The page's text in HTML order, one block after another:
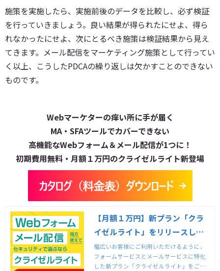
施策を実施したら、実施前後のデータを比較し、必ず検証
を行っていきましょう。良い結果が得られたにせよ、得ら
れなかったにせよ、次にとるべき施策は検証結果から見え
てきます。メール配信をマーケティング施策として行ってい
く以上、こうしたPDCAの繰り返しは欠かすことのできない
ものです。
Webマーケターの痒い所に手が届く
MA・SFAツールでカバーできない
高機能なWebフォーム＆メール配信が1つに！
初期費用無料・月額１万円のクライゼルライト新登場
【月額１万円】新プラン「クラ
イゼルライト」をリリースしま
した。
幅広いお客様にご利用いただけるように、
フォームサービスとメールサービスに特化
した新プラン「クライゼルライト」をご用